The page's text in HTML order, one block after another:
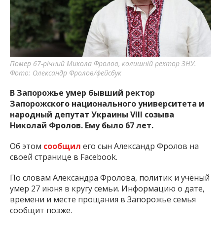
важную информацию о событиях
города Запорожья и области.
Помер 67-річний Микола Фролов, колишній ректор ЗНУ.
Фото: Олександр Фролов/фейсбук
В Запорожье умер бывший ректор
Запорожского национального университета и
народный депутат Украины VIII созыва
Николай Фролов. Ему было 67 лет.
Об этом сообщил его сын Александр Фролов на
своей странице в Facebook.
По словам Александра Фролова, политик и учёный
умер 27 июня в кругу семьи. Информацию о дате,
времени и месте прощания в Запорожье семья
сообщит позже.